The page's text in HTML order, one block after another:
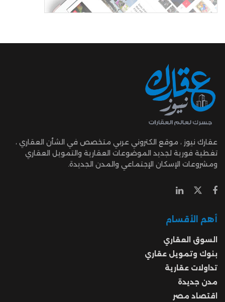
عقارك نيوز ، موقع الكتروني عربي متخصص في الشأن العقاري ،
تغطية فورية لجديد الموضوعات العقارية والتمويل العقاري
ومشروعات الإسكان الإجتماعي والمدن الجديدة.
أهم الأقسام
السوق العقاري
بنوك وتمويل عقاري
تداولات عقارية
مدن جديدة
اقتصاد مصر